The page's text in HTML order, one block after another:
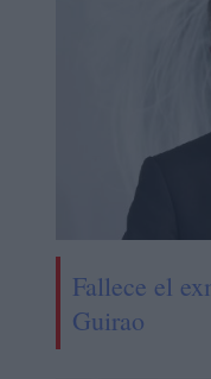
Fallece el
Guirao